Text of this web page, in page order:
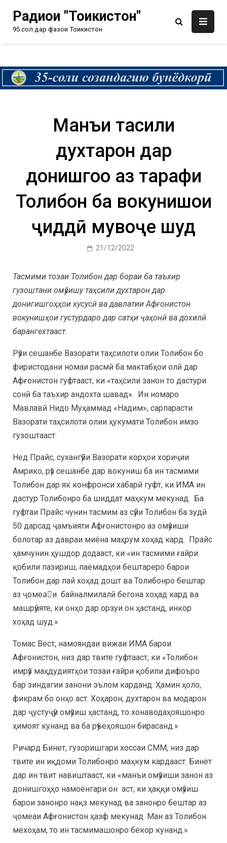
Радиои "Тоҷикистон"
95 сол дар фазои Тоҷикистон
Манъи таҳсили
духтарон дар
донишгоҳҳо аз тарафи
Толибон ба вокунишҳои
ҷиддӣ мувоҷеҳ шуд
21/12/2022
Тасмими тозаи Толибон дар бораи ба таъхир
гузоштани омӯзишу таҳсили духтарон дар
донигишгоҳҳои хусусӣ ва давлатии Афғонистон
вокунишҳои густурдаро дар сатҳи ҷаҳонӣ ва дохилӣ
барангехтааст.
Рӯзи сешанбе Вазорати таҳсилоти олии Толибон бо
фиристодани номаи расмӣ ба мактабҳои олӣ дар
Афғонистон гуфтааст, ки «таҳсили занон то дастури
сонӣ ба таъхир андохта шавад». Ин номаро
Мавлавӣ Нидо Муҳаммад «Надим», сарпарасти
Вазорати таҳсилоти олии ҳукумати Толибон имзо
гузоштааст.
Нед Прайс, сухангӯйи Вазорати корҳои хориҷии
Амрико, рӯз сешанбе дар вокуниш ба ин тасмими
Толибон дар як конфронси хабарӣ гуфт, ки ИМА ин
дастур Толибонро ба шиддат маҳкум мекунад. Ба
гуфтаи Прайс чунин тасмим аз сӯйи Толибон ба зудӣ
50 дарсад ҷамъияти Афғонистонро аз омӯзиши
болотар аз давраи миёна маҳрум хоҳад кард. Прайс
ҳамчунин ҳушдор додааст, ки «ин тасмими ғайри
қобили пазириш, паёмадҳои бештареро барои
Толибон дар пай хоҳад дошт ва Толибонро бештар
аз ҷомеаٔи байналмилалӣ бегона хоҳад кард ва
машрӯияте, ки онҳо дар орзуи он ҳастанд, инкор
хоҳад шуд.»
Томас Вест, намояндаи вижаи ИМА барои
Афғонистон, низ дар твите гуфтааст, ки «Толибон
имрӯз маҳдудиятҳои тозаи ғайри қобили дифоъро
бар зиндагии занони эълом карданд. Ҳамин ҳоло,
фикрам бо онҳо аст. Хоҳарон, духтарон ва модарон
дар ҷустуҷӯи омӯзиш ҳастанд, то хонаводаҳояшонро
ҳимоят кунанд ва ба рӯъёҳояшон бирасанд.»
Ричард Бинет, гузоришгари хоссаи СММ, низ дар
твите ин иқдоми Толибонро маҳкум кардааст. Бинет
дар ин твит навиштааст, ки «манъи омӯзиши занон аз
донишгоҳҳо намоёнгари он аст, ки ҳаққи омӯзиш
барои занонро нақз мекунад ва занонро бештар аз
ҷомеаи Афғонистон ҳазф мекунад. Ман аз Толибон
мехоҳам, то ин тасмимашонро бекор кунанд.»